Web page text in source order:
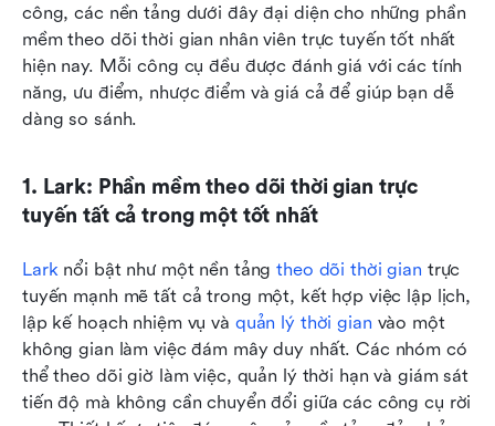
công, các nền tảng dưới đây đại diện cho những phần
mềm theo dõi thời gian nhân viên trực tuyến tốt nhất
hiện nay. Mỗi công cụ đều được đánh giá với các tính
năng, ưu điểm, nhược điểm và giá cả để giúp bạn dễ
dàng so sánh.
1. Lark: Phần mềm theo dõi thời gian trực
tuyến tất cả trong một tốt nhất
Lark nổi bật như một nền tảng theo dõi thời gian trực
tuyến mạnh mẽ tất cả trong một, kết hợp việc lập lịch,
lập kế hoạch nhiệm vụ và quản lý thời gian vào một
không gian làm việc đám mây duy nhất. Các nhóm có
thể theo dõi giờ làm việc, quản lý thời hạn và giám sát
tiến độ mà không cần chuyển đổi giữa các công cụ rời